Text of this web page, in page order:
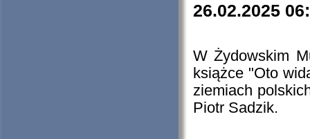
26.02.2025
W Żydowskim
książce "Oto
ziemiach
Piotr Sadzik.